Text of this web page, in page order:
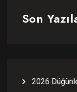
Son
2026